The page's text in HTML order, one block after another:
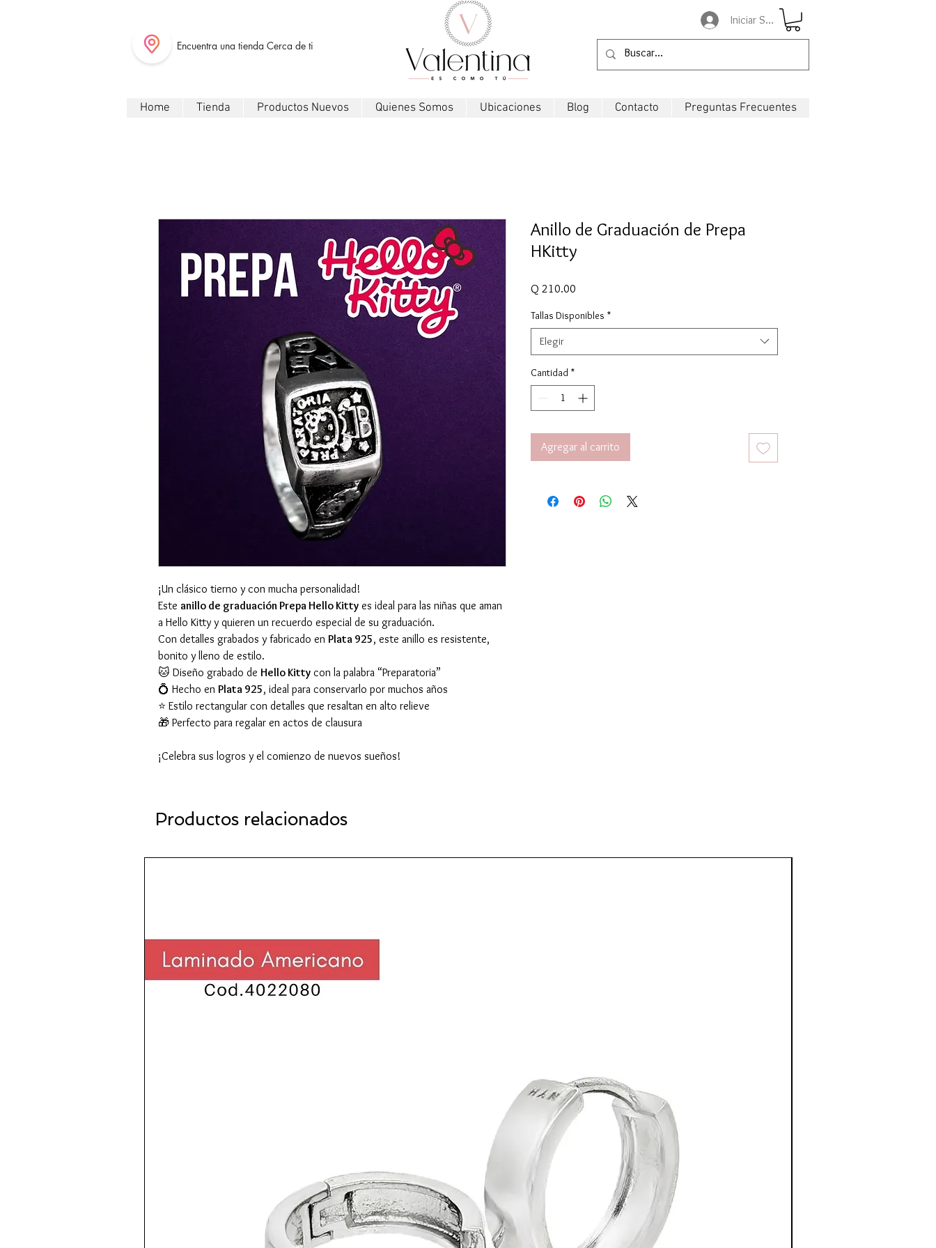
Encuentra una tienda Cerca de ti
Iniciar Sesión
Home Tienda Productos Nuevos Quienes Somos Ubicaciones Blog Contacto Preguntas Frecuentes
¡Un clásico tierno y con mucha personalidad!
Este anillo de graduación Prepa Hello Kitty es ideal para las niñas que aman
a Hello Kitty y quieren un recuerdo especial de su graduación.
Con detalles grabados y fabricado en Plata 925, este anillo es resistente,
bonito y lleno de estilo.
🐱 Diseño grabado de Hello Kitty con la palabra “Preparatoria”
💍 Hecho en Plata 925, ideal para conservarlo por muchos años
⭐ Estilo rectangular con detalles que resaltan en alto relieve
🎁 Perfecto para regalar en actos de clausura
¡Celebra sus logros y el comienzo de nuevos sueños!
Anillo de Graduación de Prepa
HKitty
Q 210.00
Tallas Disponibles *
Elegir
Cantidad *
Agregar al carrito
Productos relacionados